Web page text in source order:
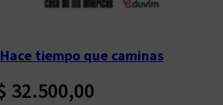
Hace tiempo que caminas
32.500,00